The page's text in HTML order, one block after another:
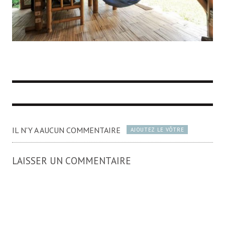
IL N'Y A AUCUN COMMENTAIRE AJOUTEZ LE VÔTRE
LAISSER UN COMMENTAIRE